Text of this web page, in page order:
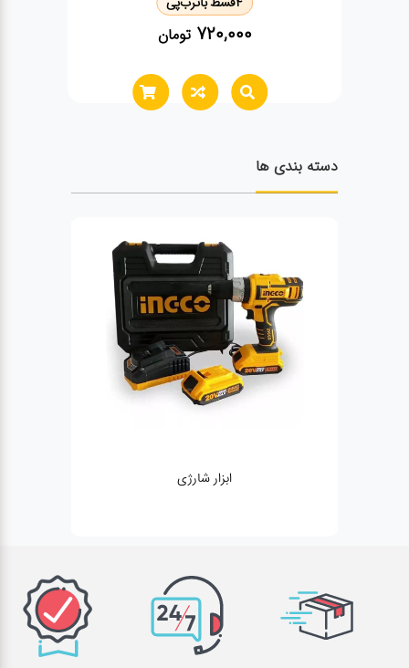
200,000 تومان
دسته بندی ها
ژنراتور